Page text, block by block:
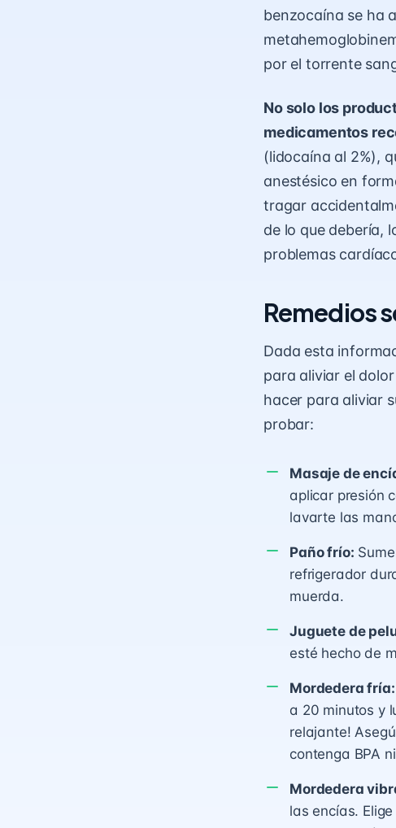
benzocaína se ha
por el torrente
No solo los
medicamentos
(lidocaína al 2%),
anestésico en
tragar
de lo que debería,
problemas
Remedios
Dada esta
para aliviar el
hacer para aliviar
probar:
Masaje de
aplicar presión
lavarte las
Paño frío:
refrigerador
muerda.
Juguete de
esté hecho de
Mordedera fría:
a 20 minutos y
relajante!
contenga BPA
Mordedera
las encías.